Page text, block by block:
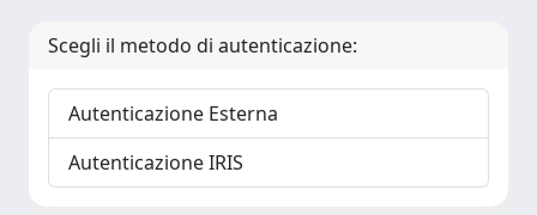
Scegli il metodo di autenticazione:
Autenticazione Esterna
Autenticazione IRIS